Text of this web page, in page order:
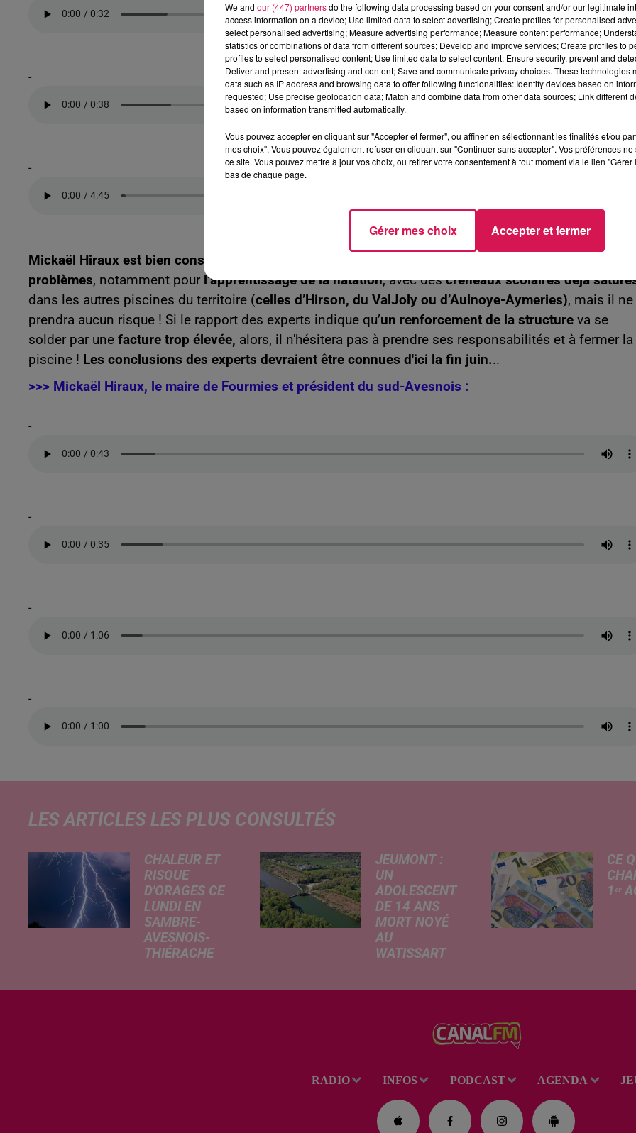
-
-
Mickaël Hiraux est bien conscient qu’une fermeture anticipée de l’actuelle piscine va poser de
problèmes, notamment pour l’apprentissage de la natation, avec descréneaux scolaires déjà
dans les autres piscines du territoire (celles d’Hirson, du ValJoly ou d’Aulnoye-Aymeries), mais il ne
prendra aucun risque ! Si le rapport des experts indique qu’un renforcement de la structure va se
solder par une facture trop élevée, alors, il n'hésitera pas à prendre ses responsabilités et à fermer la
piscine ! Les conclusions des experts devraient être connues d'ici la fin juin...
>>> Mickaël Hiraux, le maire de Fourmies et président du sud-Avesnois :
-
-
-
-
LES ARTICLES LES PLUS CONSULTÉS
CHALEUR ET
RISQUE
D'ORAGES CE
LUNDI EN
SAMBRE-
AVESNOIS-
THIÉRACHE
JEUMONT :
UN
ADOLESCENT
DE 14 ANS
MORT NOYÉ
AU
WATISSART
lundi par nos
confrères de La
perdu la vie dans
le plan d'eau de
la base de loisirs
CE
1ᵉʳ
de
RADIO INFOS PODCAST AGENDA
We and our (447) partnersdo the following data processing based on your consent and/or our legitimate
access information on a device; Use limited data to select advertising; Create profiles for personalised
select personalised advertising; Measure advertising performance; Measure content performance;
statistics or combinations of data from different sources; Develop and improve services; Create profiles to
profiles to select personalised content; Use limited data to select content; Ensure security, prevent and
Deliver and present advertising and content; Save and communicate privacy choices. These technologies
data such as IP address and browsing data to offer following functionalities: Identify devices based on
requested; Use precise geolocation data; Match and combine data from other data sources; Link different
based on information transmitted automatically.
Vous pouvez accepter en cliquant sur "Accepter et fermer", ou affiner en sélectionnant les finalités et/ou
mes choix". Vous pouvez également refuser en cliquant sur "Continuer sans accepter". Vos préférences
ce site. Vous pouvez mettre à jour vos choix, ou retirer votre consentement à tout moment via le lien
bas de chaque page.
Gérer mes choix Accepter et fermer